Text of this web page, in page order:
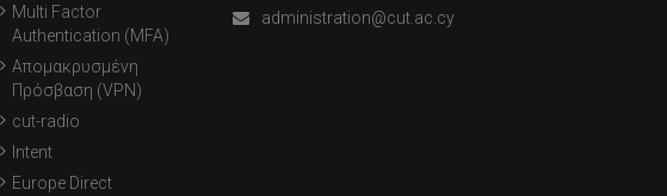
Multi Factor
Authentication (MFA)
Απομακρυσμένη
Πρόσβαση (VPN)
cut-radio
Intent
Europe Direct
administration@cut.ac.cy